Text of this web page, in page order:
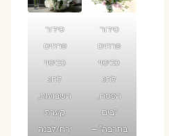
סידור
פרחים
כביטוי
לחג
הפסח,
״בים
בחרבה״ –
סידור
פרחים
כביטוי
לחג
השבועות,
קערת
ירח/לבנה